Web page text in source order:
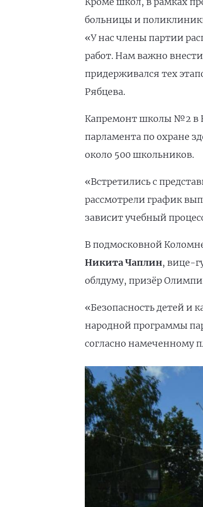
больницы и
«У нас члены партии
работ. Нам важно
придерживался тех
Рябцева.
Капремонт школы №2 в
парламента по охране
около 500 школьников.
«Встретились с
рассмотрели график
зависит учебный
В подмосковной
Никита Чаплин, вице-
облдуму, призёр
«Безопасность детей и
народной программы
согласно намеченному